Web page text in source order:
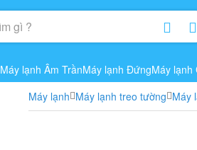
Máy lạnh Âm TrầnMáy lạnh ĐứngMáy lạnh
Máy lạnh Máy lạnh treo tường Máy